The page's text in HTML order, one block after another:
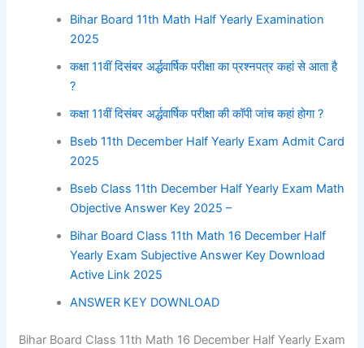
Bihar Board 11th Math Half Yearly Examination
2025
कक्षा 11वीं दिसंबर अर्द्धवार्षिक परीक्षा का प्रश्नपत्र कहां से आता है
?
कक्षा 11वीं दिसंबर अर्द्धवार्षिक परीक्षा की कॉपी जांच कहां होगा ?
Bseb 11th December Half Yearly Exam Admit Card
2025
Bseb Class 11th December Half Yearly Exam Math
Objective Answer Key 2025 –
Bihar Board Class 11th Math 16 December Half
Yearly Exam Subjective Answer Key Download
Active Link 2025
ANSWER KEY DOWNLOAD
Bihar Board Class 11th Math 16 December Half Yearly Exam